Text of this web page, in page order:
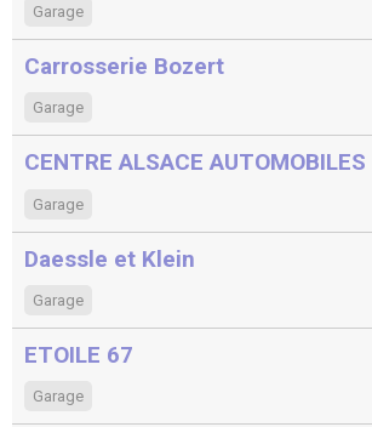
Garage
Carrosserie Bozert
Garage
CENTRE ALSACE
Garage
Daessle et Klein
Garage
ETOILE 67
Garage